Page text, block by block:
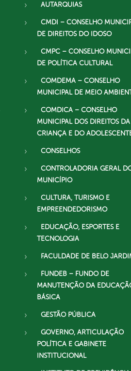
AUTARQUIAS
CMDI – CONSELHO
DE DIREITOS DO IDOSO
CMPC – CONSELHO
DE POLÍTICA CULTURAL
COMDEMA – CONSELHO
MUNICIPAL DE MEIO
COMDICA – CONSELHO
MUNICIPAL DOS DIREITOS DA
CRIANÇA E DO
CONSELHOS
CONTROLADORIA GERAL
MUNICÍPIO
CULTURA, TURISMO E
EMPREENDEDORISMO
EDUCAÇÃO, ESPORTES E
TECNOLOGIA
FACULDADE DE BELO
FUNDEB – FUNDO DE
MANUTENÇÃO DA
BÁSICA
GESTÃO PÚBLICA
GOVERNO, ARTICULAÇÃO
POLÍTICA E GABINETE
INSTITUCIONAL